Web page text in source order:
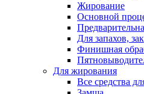
Жирование
Основной
Для запахов,
Финишная
Для жирования
Все средства